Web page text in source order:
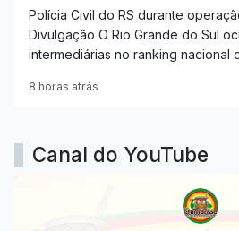
Polícia Civil do RS durante
Divulgação O Rio Grande do Sul
intermediárias no ranking nacional
8 horas atrás
Canal do YouTube